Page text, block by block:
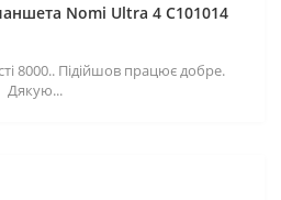
Nomi Ultra 4 C101014
8000.. Підійшов працює добре.
Дякую...